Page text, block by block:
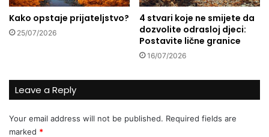
j
a
H
i
K
r
Kako opstaje prijateljstvo?
25/07/2026
4 stvari koje ne smijete da
dozvolite odrasloj djeci:
Postavite lične granice
16/07/2026
Leave a Reply
Your email address will not be published. Required fields are
marked *